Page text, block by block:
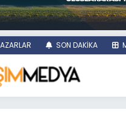
SON DAKİKA